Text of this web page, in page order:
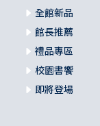
全館新品
館長推薦
禮品專區
校園書饗
即將登場